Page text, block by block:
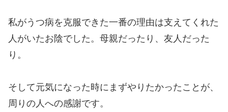
私がうつ病を克服できた一番の理由は支えてくれた
人がいたお陰でした。母親だったり、友人だった
り。
そして元気になった時にまずやりたかったことが、
周りの人への感謝です。